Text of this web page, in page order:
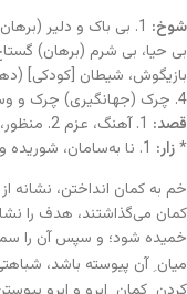
شوخ:
4. چرک (جهانگیری) چرک و وسخی که بر بدن و جامه نشیند (ناظم الاطباء) *
قصد:
*زار:
خم به کمان انداختن، نشانه
کمان می‌گذاشتند، هدف را
خمیده شود؛ و سپس آن را
میان ِ آن پیوسته باشد،